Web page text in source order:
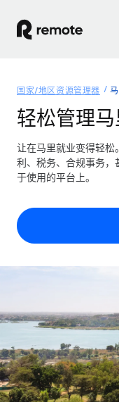
产品
全球招聘
全球薪资管理
轻松运行合规薪资
零实体成本实现
全球合同工入职
PEO
外包复杂雇佣任务
覆盖全球
美国各州浏览器
成长阶段
初创企业
为成长型企业量
资源
工具与计算器
误分类风险计
合同工薪酬结
探索全球合同工
通过 REMOTE 学习
定价
中文（简体）
English
Nederlands
Français
国家/地区资源管理器
轻松管理
让在马里就业变得轻松
利、税务、合规事务，
于使用的平台上。